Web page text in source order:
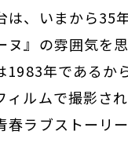
は、いまから35
ヌ』の雰囲気を
1983年であるか
ィルムで撮影さ
春ラブストーリ